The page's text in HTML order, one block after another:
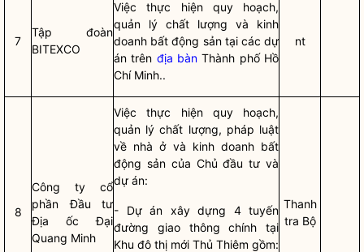
7
Tập đoàn
BITEXCO
Việc thực hiện quy hoạch,
quản lý chất lượng và kinh
doanh bất động sản tại các dự
án trên địa bàn Thành phố Hồ
Chí Minh..
nt
8
Công ty cổ
phần Đầu tư
Địa ốc Đại
Quang Minh
Việc thực hiện quy hoạch,
quản lý chất lượng, pháp luật
về nhà ở và kinh doanh bất
động sản của Chủ đầu tư và
dự án:
- Dự án xây dựng 4 tuyến
đường giao thông chính tại
Khu đô thị mới Thủ Thiêm gồm:
Thanh
tra Bộ